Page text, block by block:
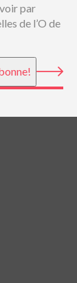
par
de l’O de